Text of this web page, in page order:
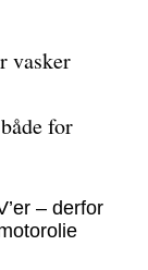
vasker
for
– derfor